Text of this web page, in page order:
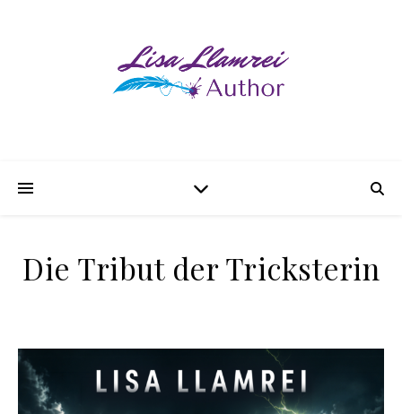
Die Tribut der Tricksterin